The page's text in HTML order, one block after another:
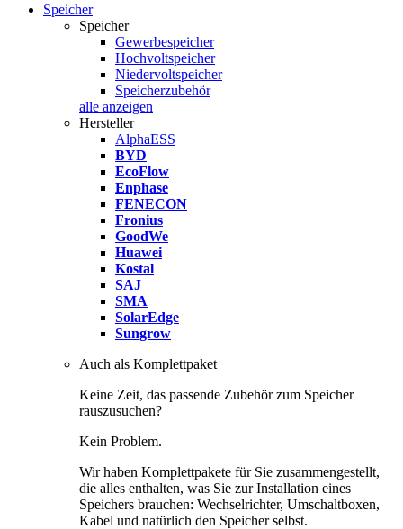
Speicher
Speicher
Gewerbespeicher
Hochvoltspeicher
Niedervoltspeicher
Speicherzubehör
alle anzeigen
Hersteller
AlphaESS
BYD
EcoFlow
Enphase
FENECON
Fronius
GoodWe
Huawei
Kostal
SAJ
SMA
SolarEdge
Sungrow
Auch als Komplettpaket
Keine Zeit, das passende Zubehör zum Speicher
rauszusuchen?
Kein Problem.
Wir haben Komplettpakete für Sie zusammengestellt,
die alles enthalten, was Sie zur Installation eines
Speichers brauchen: Wechselrichter, Umschaltboxen,
Kabel und natürlich den Speicher selbst.